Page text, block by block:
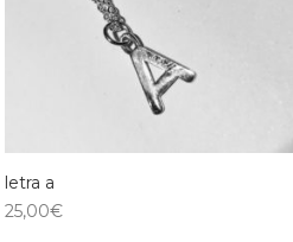
letra a
25,00€